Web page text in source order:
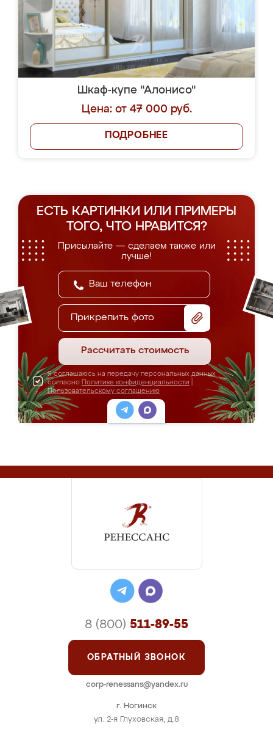
Шкаф-купе "Алонисо"
Цена: от 47 000 руб.
ПОДРОБНЕЕ
ЕСТЬ КАРТИНКИ ИЛИ ПРИМЕРЫ
ТОГО, ЧТО НРАВИТСЯ?
Присылайте — сделаем также или
лучше!
Прикрепить фото
Рассчитать стоимость
Я соглашаюсь на передачу персональных данных
согласно Политике конфиденциальности
Пользовательскому соглашению
г. Ногинск
ул. 2-я Глуховская, д.8
8 (800) 511-89-55
ОБРАТНЫЙ ЗВОНОК
corp-renessans@yandex.ru